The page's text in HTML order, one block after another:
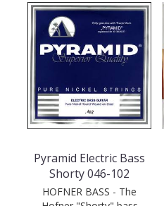
Pyramid Electric Bass
Shorty 046-102
HOFNER BASS - The